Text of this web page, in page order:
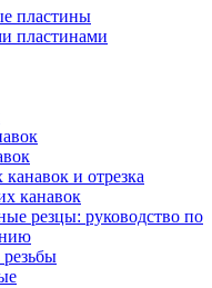
пластины
пластинами
и отрезка
канавок
резцы: руководство по